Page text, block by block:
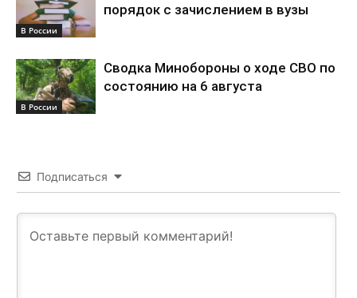
В России
порядок с зачислением в вузы
В России
Сводка Минобороны о ходе СВО по
состоянию на 6 августа
Подписаться